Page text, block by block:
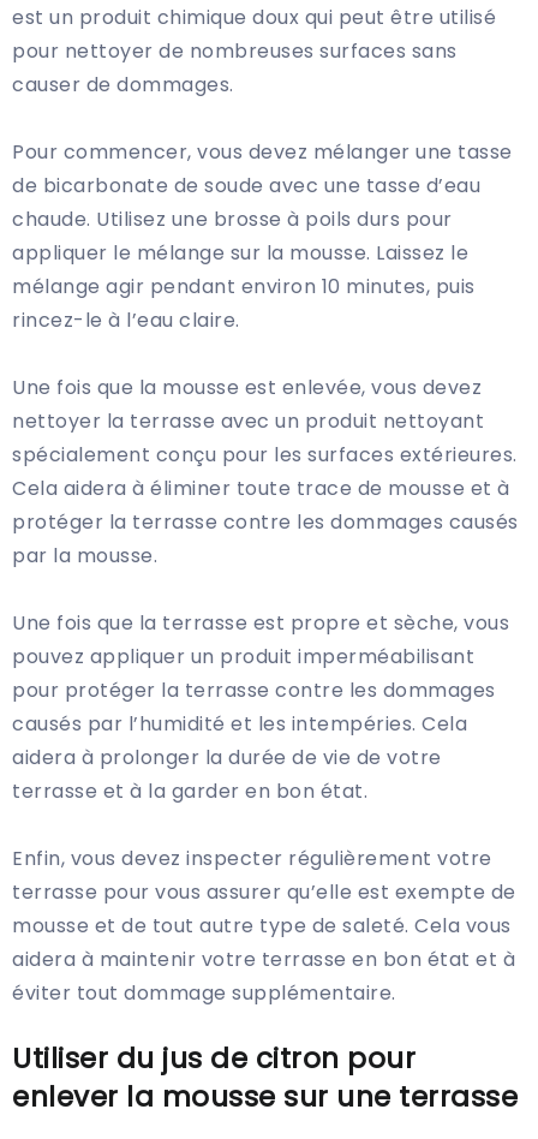
est un produit chimique doux qui peut être utilisé
pour nettoyer de nombreuses surfaces sans
causer de dommages.
Pour commencer, vous devez mélanger une tasse
de bicarbonate de soude avec une tasse d’eau
chaude. Utilisez une brosse à poils durs pour
appliquer le mélange sur la mousse. Laissez le
mélange agir pendant environ 10 minutes, puis
rincez-le à l’eau claire.
Une fois que la mousse est enlevée, vous devez
nettoyer la terrasse avec un produit nettoyant
spécialement conçu pour les surfaces extérieures.
Cela aidera à éliminer toute trace de mousse et à
protéger la terrasse contre les dommages causés
par la mousse.
Une fois que la terrasse est propre et sèche, vous
pouvez appliquer un produit imperméabilisant
pour protéger la terrasse contre les dommages
causés par l’humidité et les intempéries. Cela
aidera à prolonger la durée de vie de votre
terrasse et à la garder en bon état.
Enfin, vous devez inspecter régulièrement votre
terrasse pour vous assurer qu’elle est exempte de
mousse et de tout autre type de saleté. Cela vous
aidera à maintenir votre terrasse en bon état et à
éviter tout dommage supplémentaire.
Utiliser du jus de citron pour
enlever la mousse sur une terrasse